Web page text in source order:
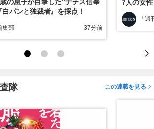
の息子が目撃した“ナチス信奉
パンと独裁者』を採点！
集部 37分前
7人の女
『ヒトラ
「
隊 この連載を見る